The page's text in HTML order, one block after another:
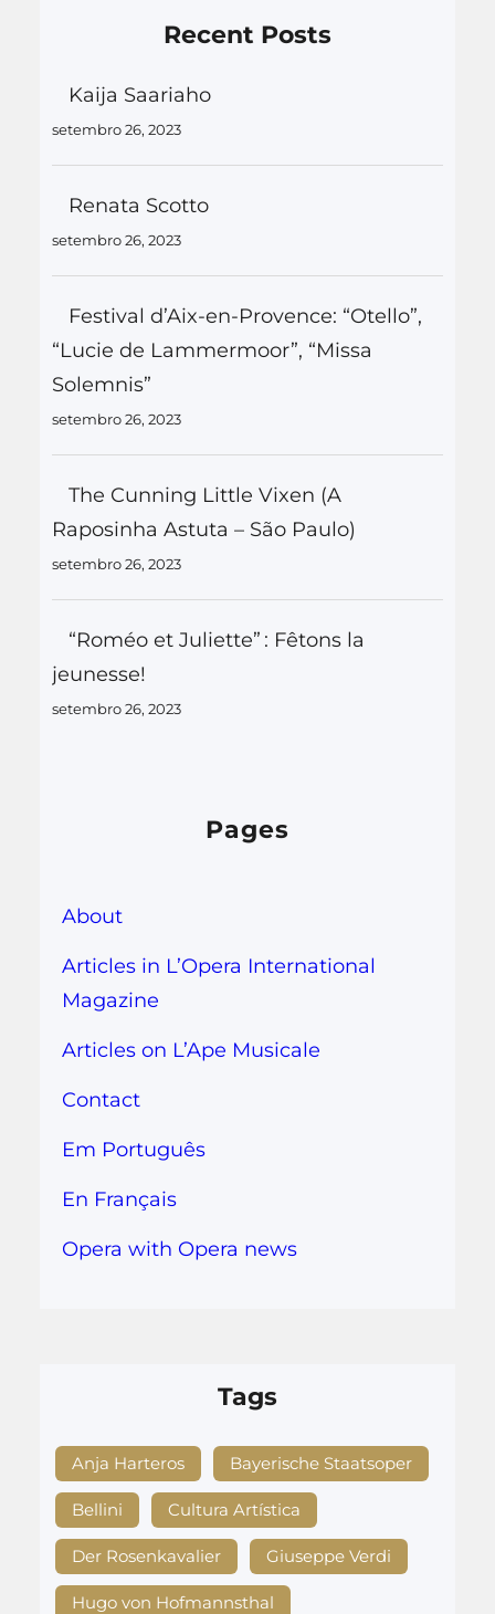
Recent Posts
Kaija Saariaho
setembro 26, 2023
Renata Scotto
setembro 26, 2023
Festival d’Aix-en-Provence: “Otello”,
“Lucie de Lammermoor”, “Missa
Solemnis”
setembro 26, 2023
The Cunning Little Vixen (A
Raposinha Astuta – São Paulo)
setembro 26, 2023
“Roméo et Juliette” : Fêtons la
jeunesse!
setembro 26, 2023
Pages
About
Articles in L’Opera International
Magazine
Articles on L’Ape Musicale
Contact
Em Português
En Français
Opera with Opera news
Tags
Anja Harteros Bayerische Staatsoper
Bellini Cultura Artística
Der Rosenkavalier Giuseppe Verdi
Hugo von Hofmannsthal